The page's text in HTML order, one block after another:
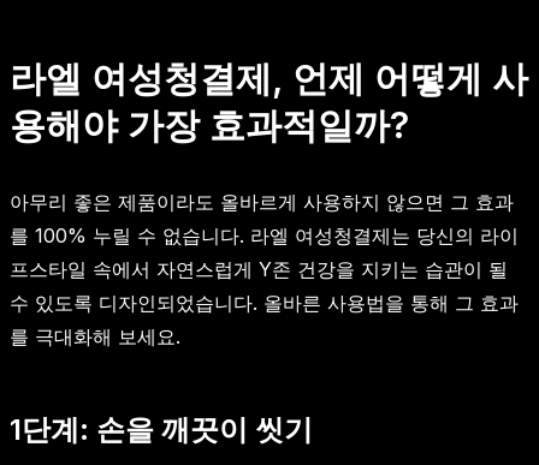
라엘 여성청결제, 언제 어떻게 사
용해야 가장 효과적일까?
아무리 좋은 제품이라도 올바르게 사용하지 않으면 그 효과
를 100% 누릴 수 없습니다. 라엘 여성청결제는 당신의 라이
프스타일 속에서 자연스럽게 Y존 건강을 지키는 습관이 될
수 있도록 디자인되었습니다. 올바른 사용법을 통해 그 효과
를 극대화해 보세요.
1단계: 손을 깨끗이 씻기